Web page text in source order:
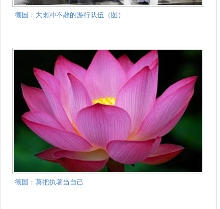
德国：大雨冲不散的游行队伍（图）
德国：莫把执著当自己